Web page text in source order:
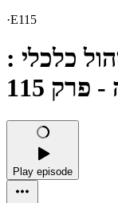
·E115
כלכלי :
115
Play episode